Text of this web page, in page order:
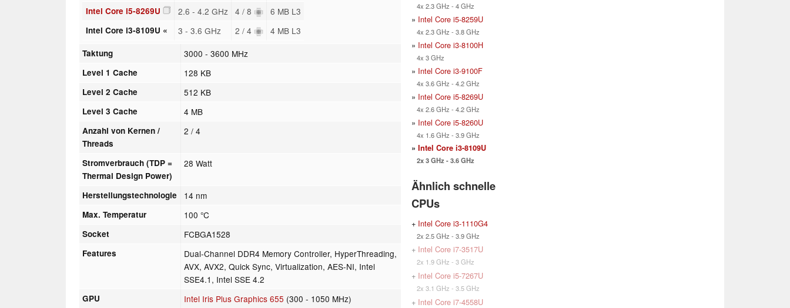
Intel Core i5-8269U 2.6 - 4.2 GHz 4 / 8 6 MB L3
Intel Core i3-8109U « 3 - 3.6 GHz 2 / 4 4 MB L3
Taktung 3000 - 3600 MHz
Level 1 Cache 128 KB
Level 2 Cache 512 KB
Level 3 Cache 4 MB
Anzahl von Kernen /
Threads
2 / 4
Stromverbrauch (TDP =
Thermal Design Power)
28 Watt
Herstellungstechnologie 14 nm
Max. Temperatur 100 °C
Socket FCBGA1528
Features
Dual-Channel DDR4 Memory Controller, HyperThreading,
AVX, AVX2, Quick Sync, Virtualization, AES-NI, Intel
SSE4.1, Intel SSE 4.2
GPU Intel Iris Plus Graphics 655 (300 - 1050 MHz)
4x 2.3 GHz - 4 GHz
» Intel Core i5-8259U
4x 2.3 GHz - 3.8 GHz
» Intel Core i3-8100H
4x 3 GHz
» Intel Core i3-9100F
4x 3.6 GHz - 4.2 GHz
» Intel Core i5-8269U
4x 2.6 GHz - 4.2 GHz
» Intel Core i5-8260U
4x 1.6 GHz - 3.9 GHz
» Intel Core i3-8109U
2x 3 GHz - 3.6 GHz
Ähnlich schnelle
CPUs
+ Intel Core i3-1110G4
2x 2.5 GHz - 3.9 GHz
+ Intel Core i7-3517U
2x 1.9 GHz - 3 GHz
+ Intel Core i5-7267U
2x 3.1 GHz - 3.5 GHz
+ Intel Core i7-4558U